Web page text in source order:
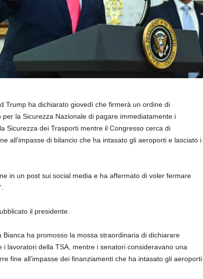
Trump ha dichiarato giovedì che firmerà un ordine di
la Sicurezza Nazionale di pagare immediatamente i
Sicurezza dei Trasporti mentre il Congresso cerca di
all’impasse di bilancio che ha intasato gli aeroporti e lasciato i
in un post sui social media e ha affermato di voler fermare
il presidente.
ha promosso la mossa straordinaria di dichiarare
i lavoratori della TSA, mentre i senatori consideravano una
fine all’impasse dei finanziamenti che ha intasato gli aeroporti